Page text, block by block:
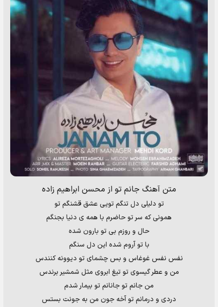
متن آهنگ جانم تو از محسن ابراهیم زاده
تو دلیلی دل تنگم تویی عشق قشنگم تو
همونی که سر تو حاضرم با همه ی دنیا بجنگم
حال و روزم بی تو بارون شده
با تو آروم شده این دل سنگم
نفس نفس غوغاس و بس چشمای تو دیوونه کنندس
من و عطر گیسوی تو تیغ ابروی مثل شمشیر برندس
من جانم تو جانانم تو بیمار شدم
دردی و درمانم تو آخه جون من به جونت بستس